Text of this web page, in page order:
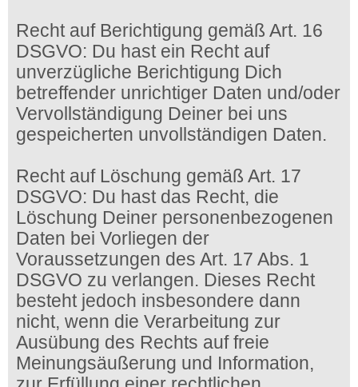
Recht auf Berichtigung gemäß Art. 16
DSGVO: Du hast ein Recht auf
unverzügliche Berichtigung Dich
betreffender unrichtiger Daten und/oder
Vervollständigung Deiner bei uns
gespeicherten unvollständigen Daten.
Recht auf Löschung gemäß Art. 17
DSGVO: Du hast das Recht, die
Löschung Deiner personenbezogenen
Daten bei Vorliegen der
Voraussetzungen des Art. 17 Abs. 1
DSGVO zu verlangen. Dieses Recht
besteht jedoch insbesondere dann
nicht, wenn die Verarbeitung zur
Ausübung des Rechts auf freie
Meinungsäußerung und Information,